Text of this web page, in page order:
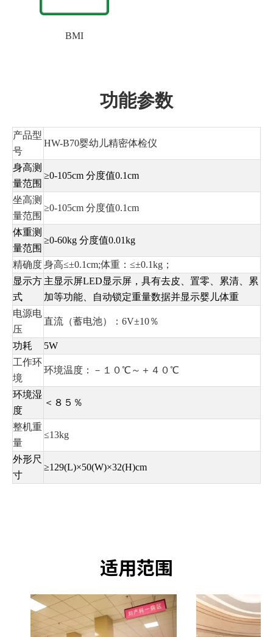
BMI
功能参数
产品型
号
HW-B70婴幼儿精密体检仪
身高测
量范围
≥0-105cm 分度值0.1cm
坐高测
量范围
≥0-105cm 分度值0.1cm
体重测
量范围
≥0-60kg 分度值0.01kg
精确度身高≤±0.1cm;体重：≤±0.1kg；
显示方
式
主显示屏LED显示屏，具有去皮、置零、累清、累
加等功能、自动锁定重量数据并显示婴儿体重
电源电
压
直流（蓄电池）：6V±10％
功耗
5W
工作环
境
环境温度：－１０℃～＋４０℃
环境湿
度
＜８５％
整机重
量
≤13kg
外形尺
寸
≥129(L)×50(W)×32(H)cm
适用范围